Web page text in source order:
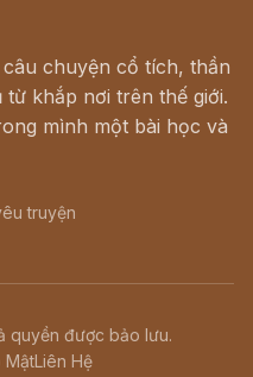
chuyện cổ tích, thần
khắp nơi trên thế giới.
mình một bài học và
truyện
quyền được bảo lưu.
MậtLiên Hệ